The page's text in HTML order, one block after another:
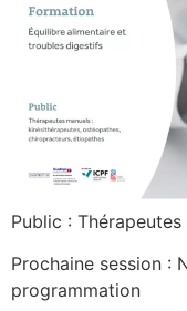
Public : Thérapeutes
Prochaine session :
programmation